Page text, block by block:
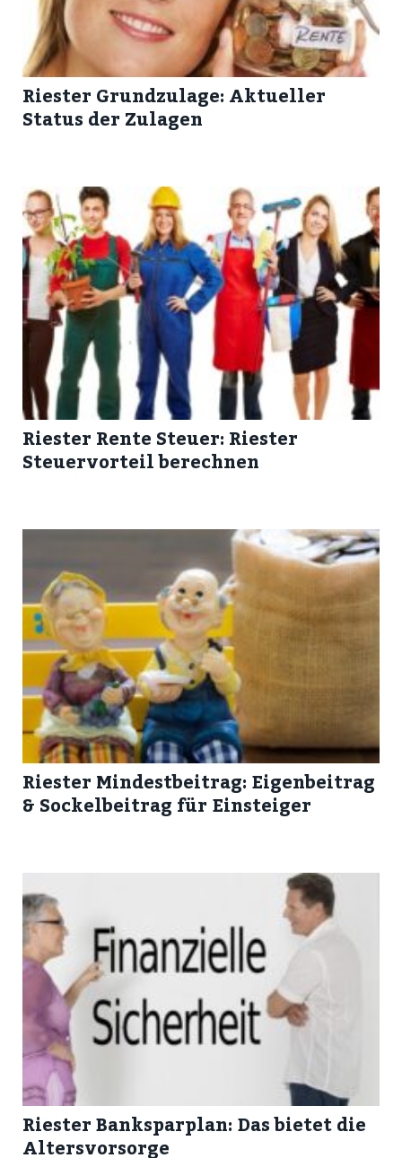
Riester Grundzulage: Aktueller
Status der Zulagen
Riester Rente Steuer: Riester
Steuervorteil berechnen
Riester Mindestbeitrag: Eigenbeitrag
& Sockelbeitrag für Einsteiger
Riester Banksparplan: Das bietet die
Altersvorsorge